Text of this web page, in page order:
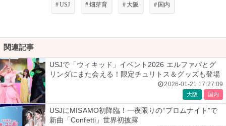
#USJ #畑芽育 # 大阪 # 国内
関連記事
USJで「ウィキッド」イベント2026 エルファバとグ
リンダにまた会える！限定チュリトス＆グッズも登場
2026-01-21 17:27:09
大阪 国内
USJにMISAMO初降臨！一夜限りの“プロムナイト”で
新曲「Confetti」世界初披露